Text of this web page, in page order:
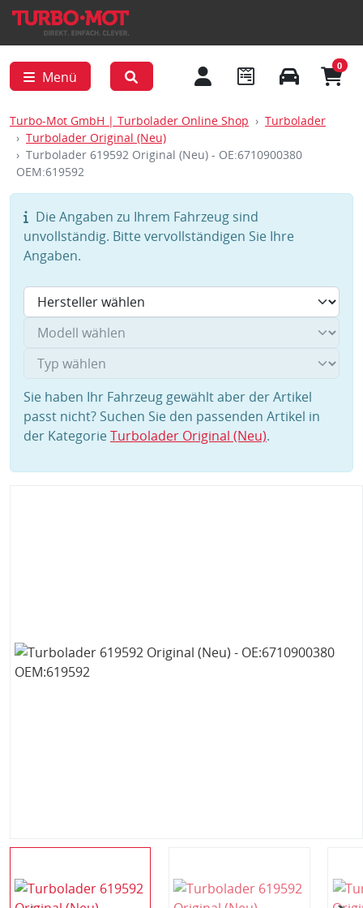
Menü
0
Turbo-Mot GmbH | Turbolader Online Shop
Turbolader
Turbolader Original (Neu)
Turbolader 619592 Original (Neu) - OE:6710900380
OEM:619592
Die Angaben zu Ihrem Fahrzeug sind
unvollständig. Bitte vervollständigen Sie Ihre
Angaben.
Sie haben Ihr Fahrzeug gewählt aber der Artikel
passt nicht? Suchen Sie den passenden Artikel in
der KategorieTurbolader Original (Neu).